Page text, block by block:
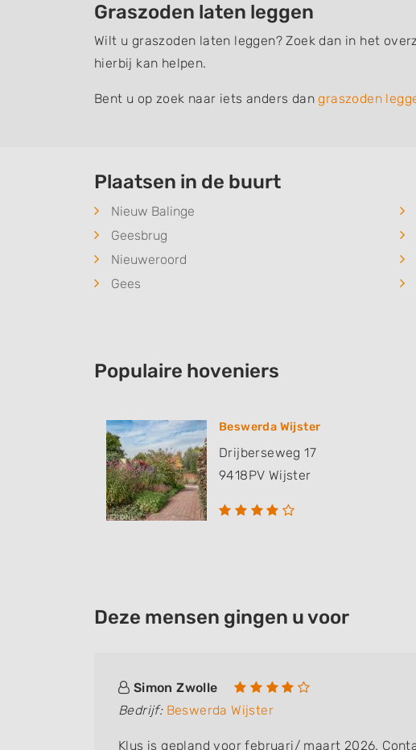
Graszoden laten leggen
Wilt u graszoden laten leggen? Zoek dan in het
hierbij kan helpen.
Bent u op zoek naar iets anders dangraszoden
Plaatsen in de buurt
Nieuw Balinge
Geesbrug
Nieuweroord
Gees
Populaire hoveniers
Beswerda Wijster
Drijberseweg 17
9418PV Wijster
Deze mensen gingen u voor
Simon Zwolle
Bedrijf: Beswerda Wijster
Klus is gepland voor februari/ maart 2026.